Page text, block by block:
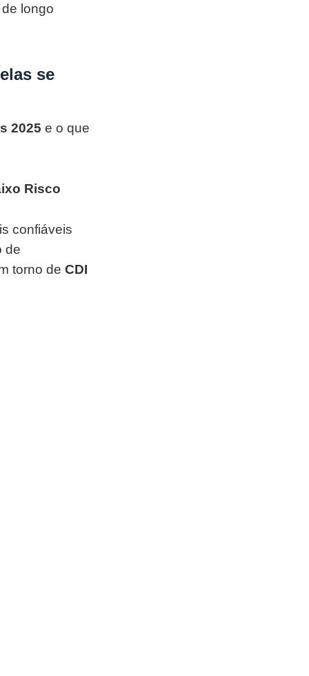
longo
se
2025 e o que
Risco
confiáveis
de
torno de CDI